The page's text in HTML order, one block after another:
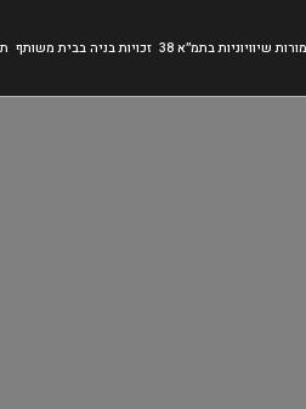
שיוויוניות בתמ״א 38 זכויות בניה בבית משותף